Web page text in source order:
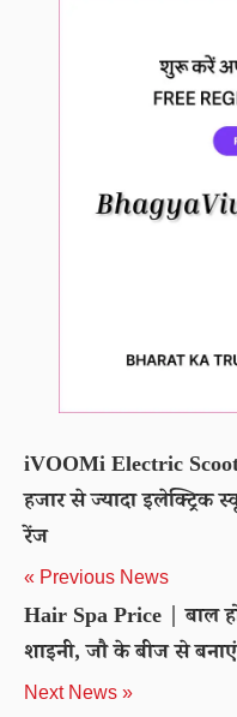
iVOOMi Electric
हजार से ज्यादा इलेक्ट्रिक
रेंज
« Previous News
Hair Spa Price | बाल
शाइनी, जौ के बीज से
Next News »